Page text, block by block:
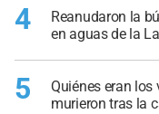
4
Reanudaron la
en aguas de la
5
Quiénes eran los
murieron tras la